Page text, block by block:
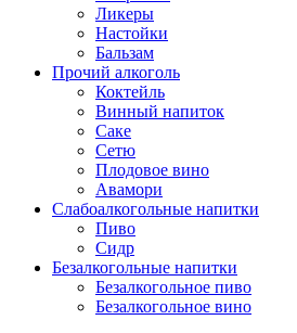
Ликеры
Настойки
Бальзам
Прочий алкоголь
Коктейль
Винный напиток
Саке
Сетю
Плодовое вино
Авамори
Слабоалкогольные напитки
Пиво
Сидр
Безалкогольные напитки
Безалкогольное пиво
Безалкогольное вино